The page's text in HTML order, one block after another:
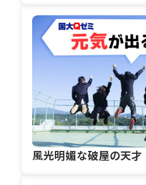
風光明媚な破屋の天才